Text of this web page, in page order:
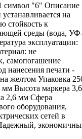
символ "6" Описание
на
стойкость к
среды (вода,
эксплуатации:
не
самопогашение
нанесения печати -
желтом Упаковка
Высота маркера 3,6
2,6 мм Сфера
оборудования,
сетей в